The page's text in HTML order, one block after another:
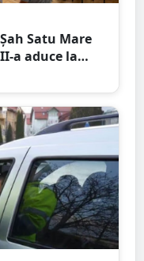
Satu Mare
a aduce la
și șahiști din